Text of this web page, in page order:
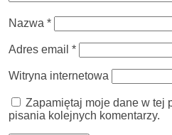
Nazwa *
Adres email *
Witryna internetowa
Zapamiętaj moje dane w tej
pisania kolejnych komentarzy.